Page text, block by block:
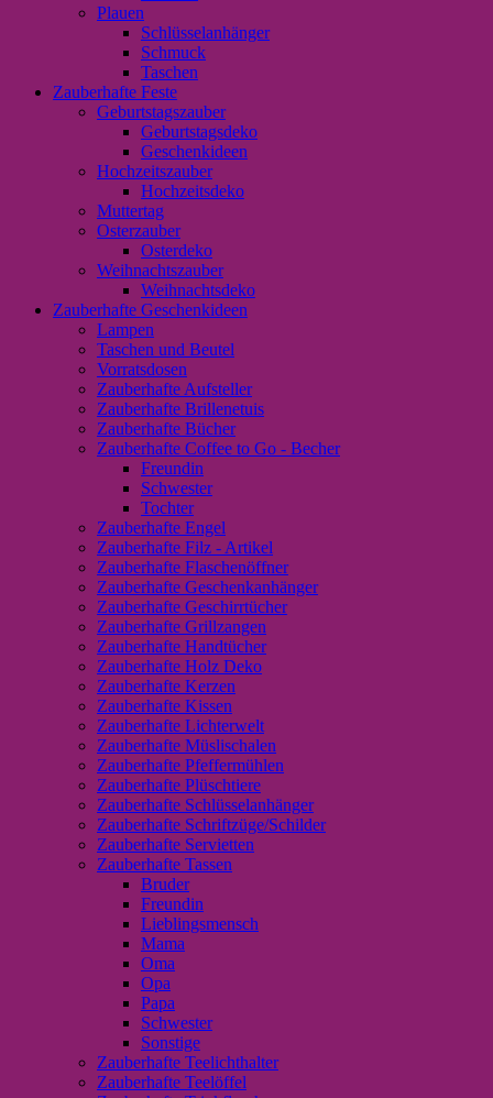
Plauen
Schlüsselanhänger
Schmuck
Taschen
Zauberhafte Feste
Geburtstagszauber
Geburtstagsdeko
Geschenkideen
Hochzeitszauber
Hochzeitsdeko
Muttertag
Osterzauber
Osterdeko
Weihnachtszauber
Weihnachtsdeko
Zauberhafte Geschenkideen
Lampen
Taschen und Beutel
Vorratsdosen
Zauberhafte Aufsteller
Zauberhafte Brillenetuis
Zauberhafte Bücher
Zauberhafte Coffee to Go - Becher
Freundin
Schwester
Tochter
Zauberhafte Engel
Zauberhafte Filz - Artikel
Zauberhafte Flaschenöffner
Zauberhafte Geschenkanhänger
Zauberhafte Geschirrtücher
Zauberhafte Grillzangen
Zauberhafte Handtücher
Zauberhafte Holz Deko
Zauberhafte Kerzen
Zauberhafte Kissen
Zauberhafte Lichterwelt
Zauberhafte Müslischalen
Zauberhafte Pfeffermühlen
Zauberhafte Plüschtiere
Zauberhafte Schlüsselanhänger
Zauberhafte Schriftzüge/Schilder
Zauberhafte Servietten
Zauberhafte Tassen
Bruder
Freundin
Lieblingsmensch
Mama
Oma
Opa
Papa
Schwester
Sonstige
Zauberhafte Teelichthalter
Zauberhafte Teelöffel